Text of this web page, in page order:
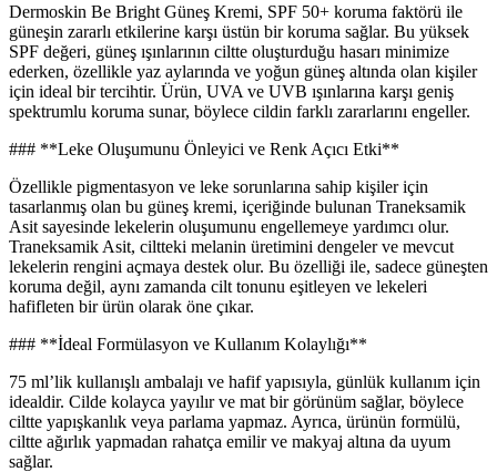
Dermoskin Be Bright Güneş Kremi, SPF 50+ koruma faktörü ile
güneşin zararlı etkilerine karşı üstün bir koruma sağlar. Bu yüksek
SPF değeri, güneş ışınlarının ciltte oluşturduğu hasarı minimize
ederken, özellikle yaz aylarında ve yoğun güneş altında olan kişiler
için ideal bir tercihtir. Ürün, UVA ve UVB ışınlarına karşı geniş
spektrumlu koruma sunar, böylece cildin farklı zararlarını engeller.
### **Leke Oluşumunu Önleyici ve Renk Açıcı Etki**
Özellikle pigmentasyon ve leke sorunlarına sahip kişiler için
tasarlanmış olan bu güneş kremi, içeriğinde bulunan Traneksamik
Asit sayesinde lekelerin oluşumunu engellemeye yardımcı olur.
Traneksamik Asit, ciltteki melanin üretimini dengeler ve mevcut
lekelerin rengini açmaya destek olur. Bu özelliği ile, sadece güneşten
koruma değil, aynı zamanda cilt tonunu eşitleyen ve lekeleri
hafifleten bir ürün olarak öne çıkar.
### **İdeal Formülasyon ve Kullanım Kolaylığı**
75 ml’lik kullanışlı ambalajı ve hafif yapısıyla, günlük kullanım için
idealdir. Cilde kolayca yayılır ve mat bir görünüm sağlar, böylece
ciltte yapışkanlık veya parlama yapmaz. Ayrıca, ürünün formülü,
ciltte ağırlık yapmadan rahatça emilir ve makyaj altına da uyum
sağlar.